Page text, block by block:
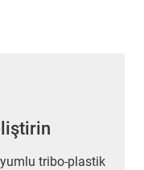
tribo-plastik